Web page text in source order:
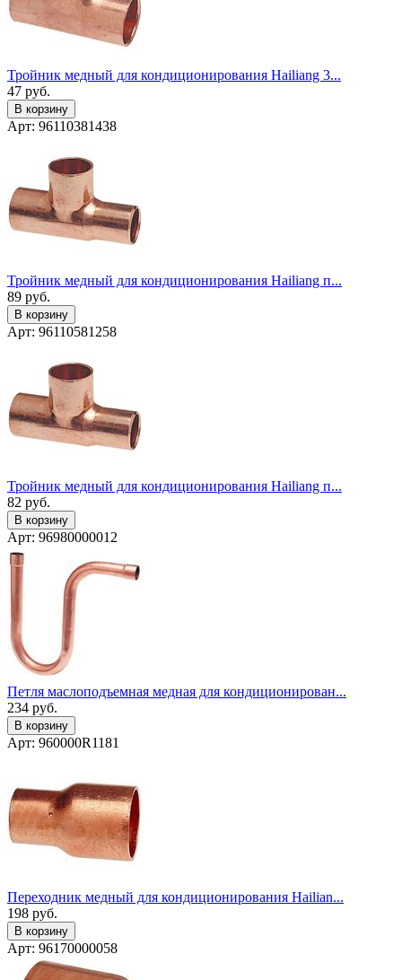
Тройник медный для кондиционирования Hailiang 3...
47 руб.
В корзину
Арт: 96110381438
Тройник медный для кондиционирования Hailiang п...
89 руб.
В корзину
Арт: 96110581258
Тройник медный для кондиционирования Hailiang п...
82 руб.
В корзину
Арт: 96980000012
Петля маслоподъемная медная для кондиционирован...
234 руб.
В корзину
Арт: 960000R1181
Переходник медный для кондиционирования Hailian...
198 руб.
В корзину
Арт: 96170000058